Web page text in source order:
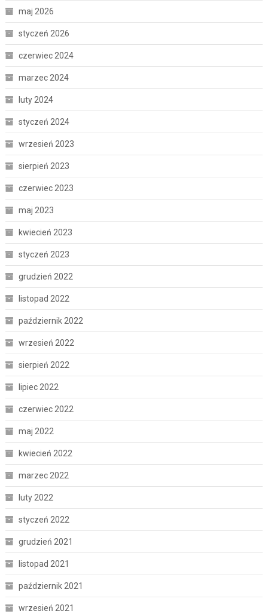
maj 2026
styczeń 2026
czerwiec 2024
marzec 2024
luty 2024
styczeń 2024
wrzesień 2023
sierpień 2023
czerwiec 2023
maj 2023
kwiecień 2023
styczeń 2023
grudzień 2022
listopad 2022
październik 2022
wrzesień 2022
sierpień 2022
lipiec 2022
czerwiec 2022
maj 2022
kwiecień 2022
marzec 2022
luty 2022
styczeń 2022
grudzień 2021
listopad 2021
październik 2021
wrzesień 2021